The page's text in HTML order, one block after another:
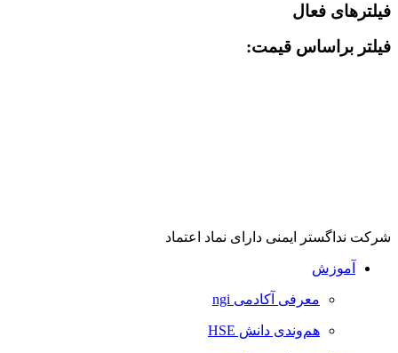
فیلترهای فعال
فیلتر براساس قیمت:
شرکت نداگستر ایمنی دارای نماد اعتماد
آموزش
معرفی آکادمی ngi
هم‌وندی دانش HSE